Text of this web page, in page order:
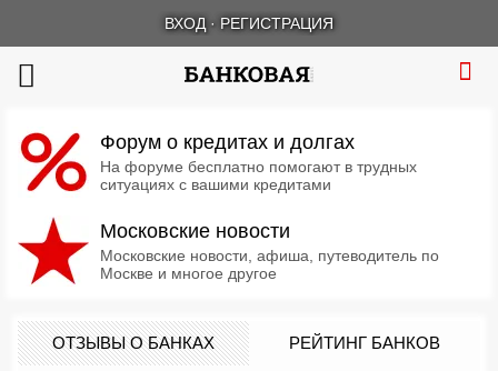
ВХОД · РЕГИСТРАЦИЯ
Форум о кредитах и долгах
На форуме бесплатно помогают в трудных
ситуациях с вашими кредитами
Московские новости
Московские новости, афиша, путеводитель по
Москве и многое другое
ОТЗЫВЫ О БАНКАХ РЕЙТИНГ БАНКОВ